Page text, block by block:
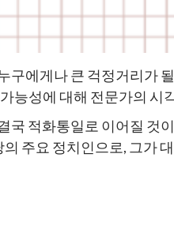
에게나 큰 걱정거리가
능성에 대해 전문가의 시
적화통일로 이어질 것
주요 정치인으로, 그가